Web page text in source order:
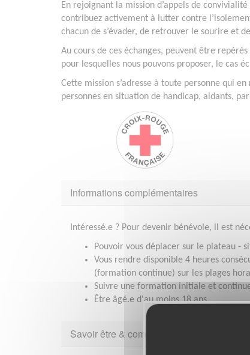
En rejoignant la mission d’appels de
contribuez activement à lutter contre
chacun de s’évader, de retrouver le sourire et
Au cours de ces échanges, peuvent être
pour lesquelles nous pouvons proposer, le cas
Cette mission s’adresse à toute personne qui
personnes en situation de handicap, aidants,
Informations complémentaires
Intéressé.e ? Pour devenir bénévole, il est
Pouvoir vous déplacer sur le plateau -
Vous rendre disponible 4 heures
(formation continue) sur les plages
Suivre une formation initiale et
Être âgé.e d'au moins 18 ans
Savoir être & compétences